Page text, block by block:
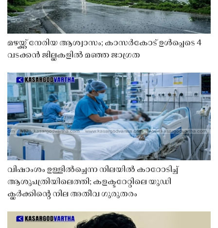
മഴയ്ക്ക് നേരിയ ആശ്വാസം; കാസർകോട് ഉൾപ്പെടെ 4
വടക്കൻ ജില്ലകളിൽ മഞ്ഞ ജാഗ്രത
വിഷാംശം ഉള്ളിൽച്ചെന്ന നിലയിൽ കാറോടിച്ച്
ആശുപത്രിയിലെത്തി; കളക്ടറേറ്റിലെ യുഡി
ക്ലർക്കിൻ്റെ നില അതീവ ഗുരുതരം